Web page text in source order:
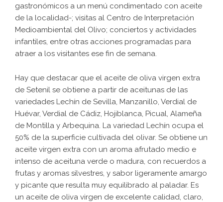
gastronómicos a un menú condimentado con aceite
de la localidad­-; visitas al Centro de Interpretación
Medioambiental del Olivo; conciertos y actividades
infantiles, entre otras acciones programadas para
atraer a los visitantes ese fin de semana.
Hay que destacar que el aceite de oliva virgen extra
de Setenil se obtiene a partir de aceitunas de las
variedades Lechín de Sevilla, Manzanillo, Verdial de
Huévar, Verdial de Cádiz, Hojiblanca, Picual, Alameña
de Montilla y Arbequina. La variedad Lechín ocupa el
50% de la superficie cultivada del olivar. Se obtiene un
aceite virgen extra con un aroma afrutado medio e
intenso de aceituna verde o madura, con recuerdos a
frutas y aromas silvestres, y sabor ligeramente amargo
y picante que resulta muy equilibrado al paladar. Es
un aceite de oliva virgen de excelente calidad, claro,